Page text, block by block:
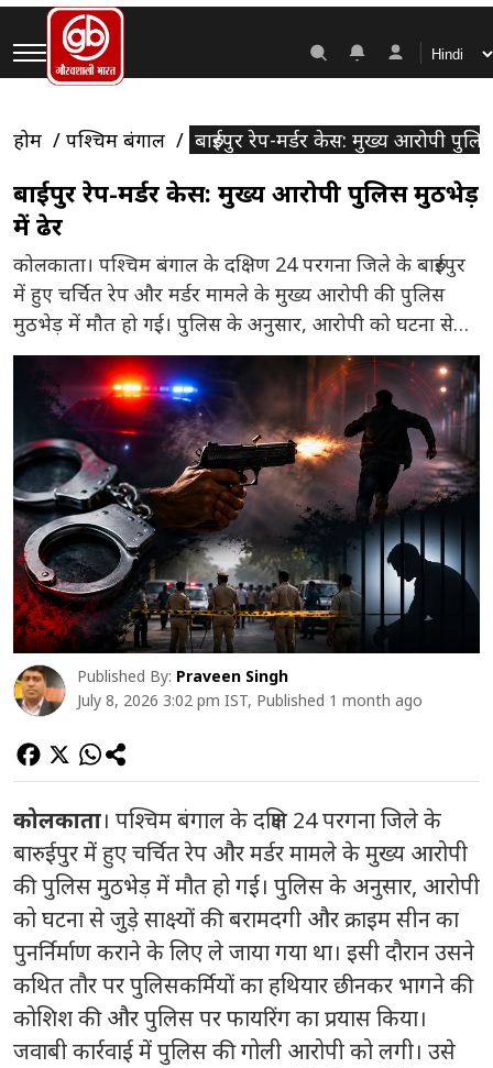
होम पश्चिम बंगाल बारुईपुर रेप-मर्डर केस: मुख्य आरोपी
बारुईपुर रेप-मर्डर केस: मुख्य आरोपी पुलिस मुठभेड़
में ढेर
कोलकाता। पश्चिम बंगाल के दक्षिण 24 परगना जिले के बारुईपुर
में हुए चर्चित रेप और मर्डर मामले के मुख्य आरोपी की पुलिस
मुठभेड़ में मौत हो गई। पुलिस के अनुसार, आरोपी को घटना से
जुड़े साक्ष्यों की बरामदगी और क्राइम सीन का पुनर्निर्माण कराने के
लिए ले जाया गया था। इसी दौरान उसने कथित तौर […]
Published By: Praveen Singh
July 8, 2026 3:02 pm IST, Published 1 month ago
कोलकाता। पश्चिम बंगाल के दक्षिण 24 परगना जिले के
बारुईपुर में हुए चर्चित रेप और मर्डर मामले के मुख्य आरोपी
की पुलिस मुठभेड़ में मौत हो गई। पुलिस के अनुसार, आरोपी
को घटना से जुड़े साक्ष्यों की बरामदगी और क्राइम सीन का
पुनर्निर्माण कराने के लिए ले जाया गया था। इसी दौरान उसने
कथित तौर पर पुलिसकर्मियों का हथियार छीनकर भागने की
कोशिश की और पुलिस पर फायरिंग का प्रयास किया।
जवाबी कार्रवाई में पुलिस की गोली आरोपी को लगी। उसे